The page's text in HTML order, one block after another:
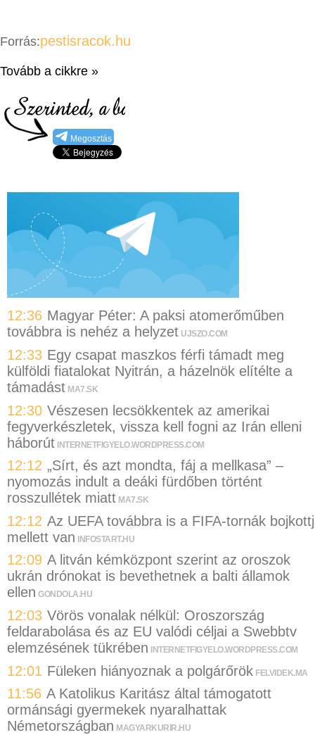
Forrás:pestisracok.hu
Tovább a cikkre »
Megosztás
12:36 Magyar Péter: A paksi atomerőműben
továbbra is nehéz a helyzet UJSZO.COM
12:33 Egy csapat maszkos férfi támadt meg
külföldi fiatalokat Nyitrán, a házelnök elítélte a
támadást MA7.SK
12:30 Vészesen lecsökkentek az amerikai
fegyverkészletek, vissza kell fogni az Irán elleni
háborút INTERNETFIGYELO.WORDPRESS.COM
12:12 „Sírt, és azt mondta, fáj a mellkasa” –
nyomozás indult a deáki fürdőben történt
rosszullétek miatt MA7.SK
12:12 Az UEFA továbbra is a FIFA-tornák
mellett van INFOSTART.HU
12:09 A litván kémközpont szerint az oroszok
ukrán drónokat is bevethetnek a balti államok
ellen GONDOLA.HU
12:03 Vörös vonalak nélkül: Oroszország
feldarabolása és az EU valódi céljai a Swebbtv
elemzésének tükrében
INTERNETFIGYELO.WORDPRESS.COM
12:01 Füleken hiányoznak a polgárőrök FELVIDEK.MA
11:56 A Katolikus Karitász által támogatott
ormánsági gyermekek nyaralhattak
Németországban MAGYARKURIR.HU